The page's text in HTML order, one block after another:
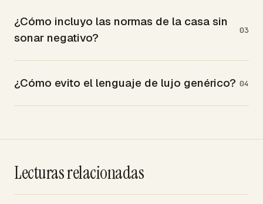
¿Cómo incluyo las normas de la casa sin
sonar negativo?
03
¿Cómo evito el lenguaje de lujo genérico? 04
Lecturas relacionadas